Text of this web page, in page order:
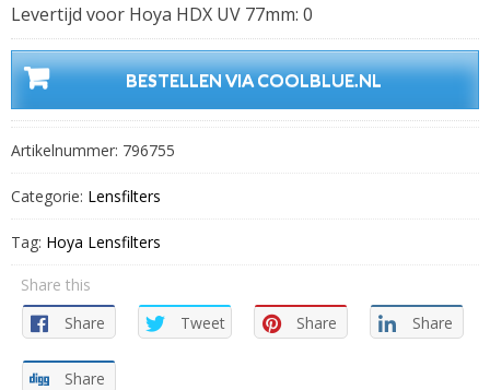
Levertijd voor Hoya HDX UV 77mm: 0
BESTELLEN VIA COOLBLUE.NL
Artikelnummer: 796755
Categorie: Lensfilters
Tag: Hoya Lensfilters
Share this
Share
Tweet Share Share
Share